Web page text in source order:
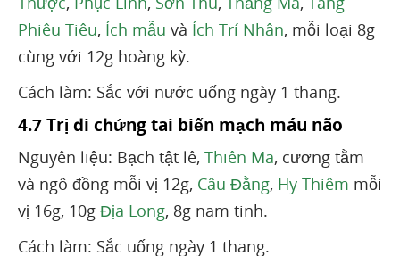
Phiêu Tiêu, Ích mẫu và Ích Trí Nhân, mỗi loại 8g
cùng với 12g hoàng kỳ.
Cách làm: Sắc với nước uống ngày 1 thang.
4.7 Trị di chứng tai biến mạch máu não
Nguyên liệu: Bạch tật lê, Thiên Ma, cương tằm
và ngô đồng mỗi vị 12g, Câu Đằng, Hy Thiêm mỗi
vị 16g, 10g Địa Long, 8g nam tinh.
Cách làm: Sắc uống ngày 1 thang.